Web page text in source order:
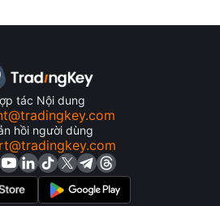
tác Nội dung
hồi người dùng